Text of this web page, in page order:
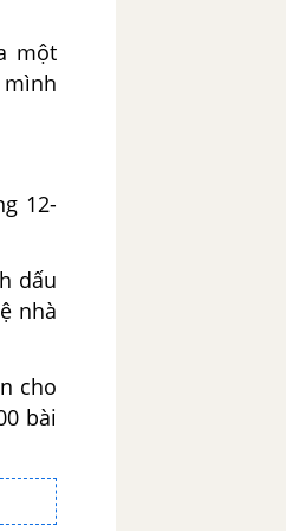
một
12-
dấu
nhà
cho
bài